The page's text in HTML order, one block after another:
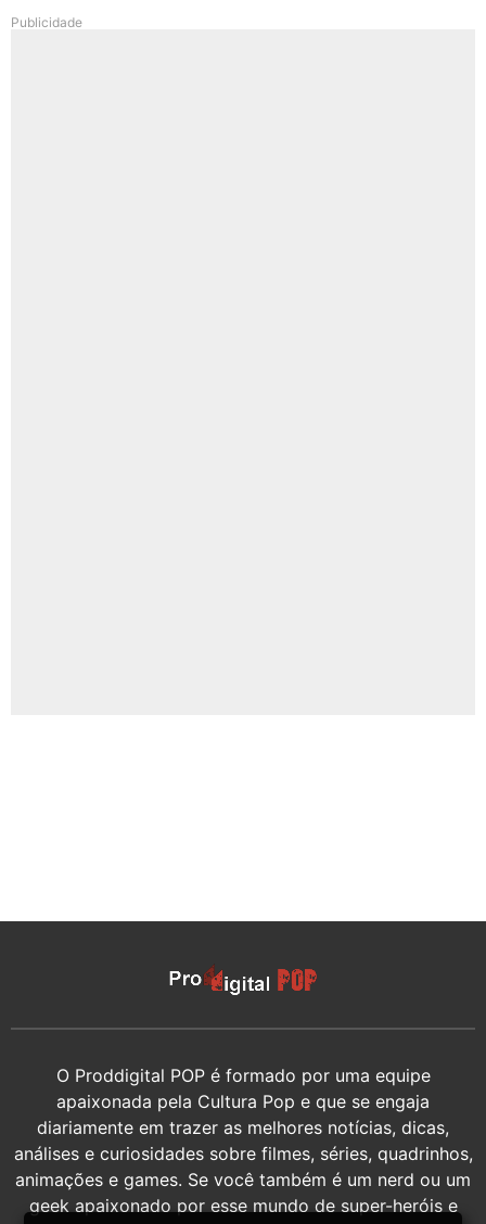
Publicidade
O Proddigital POP é formado por uma equipe
apaixonada pela Cultura Pop e que se engaja
diariamente em trazer as melhores notícias, dicas,
análises e curiosidades sobre filmes, séries, quadrinhos,
animações e games. Se você também é um nerd ou um
geek apaixonado por esse mundo de super-heróis e